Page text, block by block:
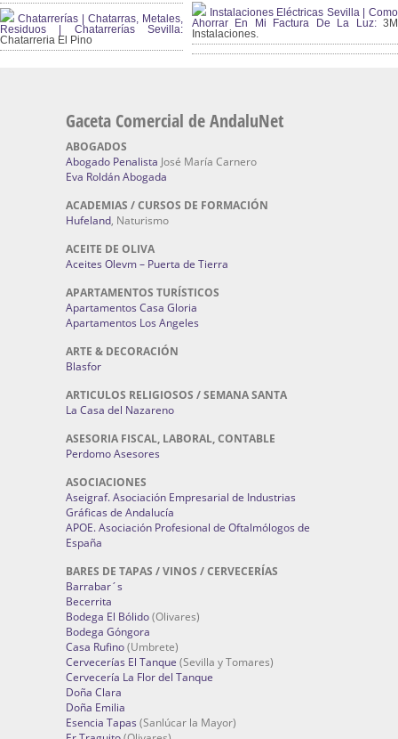
Chatarrerías | Chatarras, Metales,
Residuos | Chatarrerías Sevilla:
Chatarreria El Pino
Instalaciones Eléctricas Sevilla | Como
Ahorrar En Mi Factura De La Luz:3M
Instalaciones.
Gaceta Comercial de AndaluNet
ABOGADOS
Abogado Penalista José María Carnero
Eva Roldán Abogada
ACADEMIAS / CURSOS DE FORMACIÓN
Hufeland, Naturismo
ACEITE DE OLIVA
Aceites Olevm – Puerta de Tierra
APARTAMENTOS TURÍSTICOS
Apartamentos Casa Gloria
Apartamentos Los Angeles
ARTE & DECORACIÓN
Blasfor
ARTICULOS RELIGIOSOS / SEMANA SANTA
La Casa del Nazareno
ASESORIA FISCAL, LABORAL, CONTABLE
Perdomo Asesores
ASOCIACIONES
Aseigraf. Asociación Empresarial de Industrias
Gráficas de Andalucía
APOE. Asociación Profesional de Oftalmólogos de
España
BARES DE TAPAS / VINOS / CERVECERÍAS
Barrabar´s
Becerrita
Bodega El Bólido(Olivares)
Bodega Góngora
Casa Rufino(Umbrete)
Cervecerías El Tanque (Sevilla y Tomares)
Cervecería La Flor del Tanque
Doña Clara
Doña Emilia
Esencia Tapas (Sanlúcar la Mayor)